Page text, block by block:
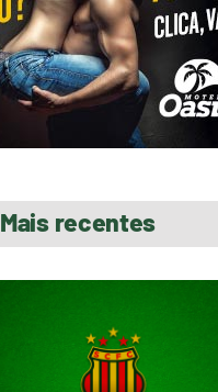
Mais recentes